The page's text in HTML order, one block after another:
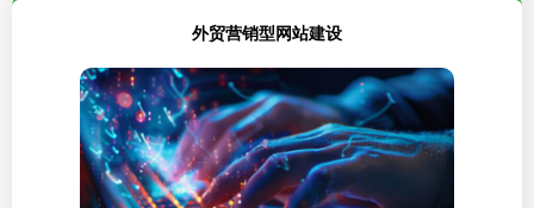
外贸营销型网站建设